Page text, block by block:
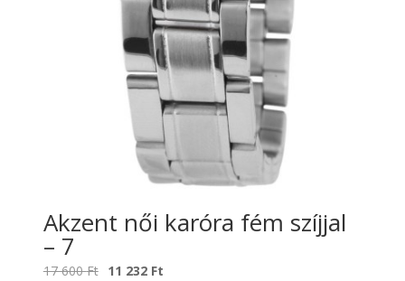
Akzent női karóra fém szíjjal
– 7
17 600Ft Original
11 232 Ft